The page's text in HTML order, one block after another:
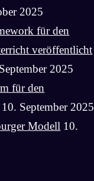
2025
für den
veröffentlicht
2025
für den
10. September 2025
Modell 10.